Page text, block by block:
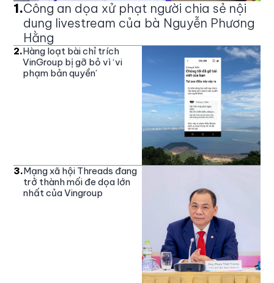
1.Công an dọa xử phạt người chia sẻ nội
dung livestream của bà Nguyễn Phương
Hằng
2.Hàng loạt bài chỉ trích
VinGroup bị gỡ bỏ vì ‘vi
phạm bản quyền’
3.Mạng xã hội Threads đang
trở thành mối đe dọa lớn
nhất của Vingroup